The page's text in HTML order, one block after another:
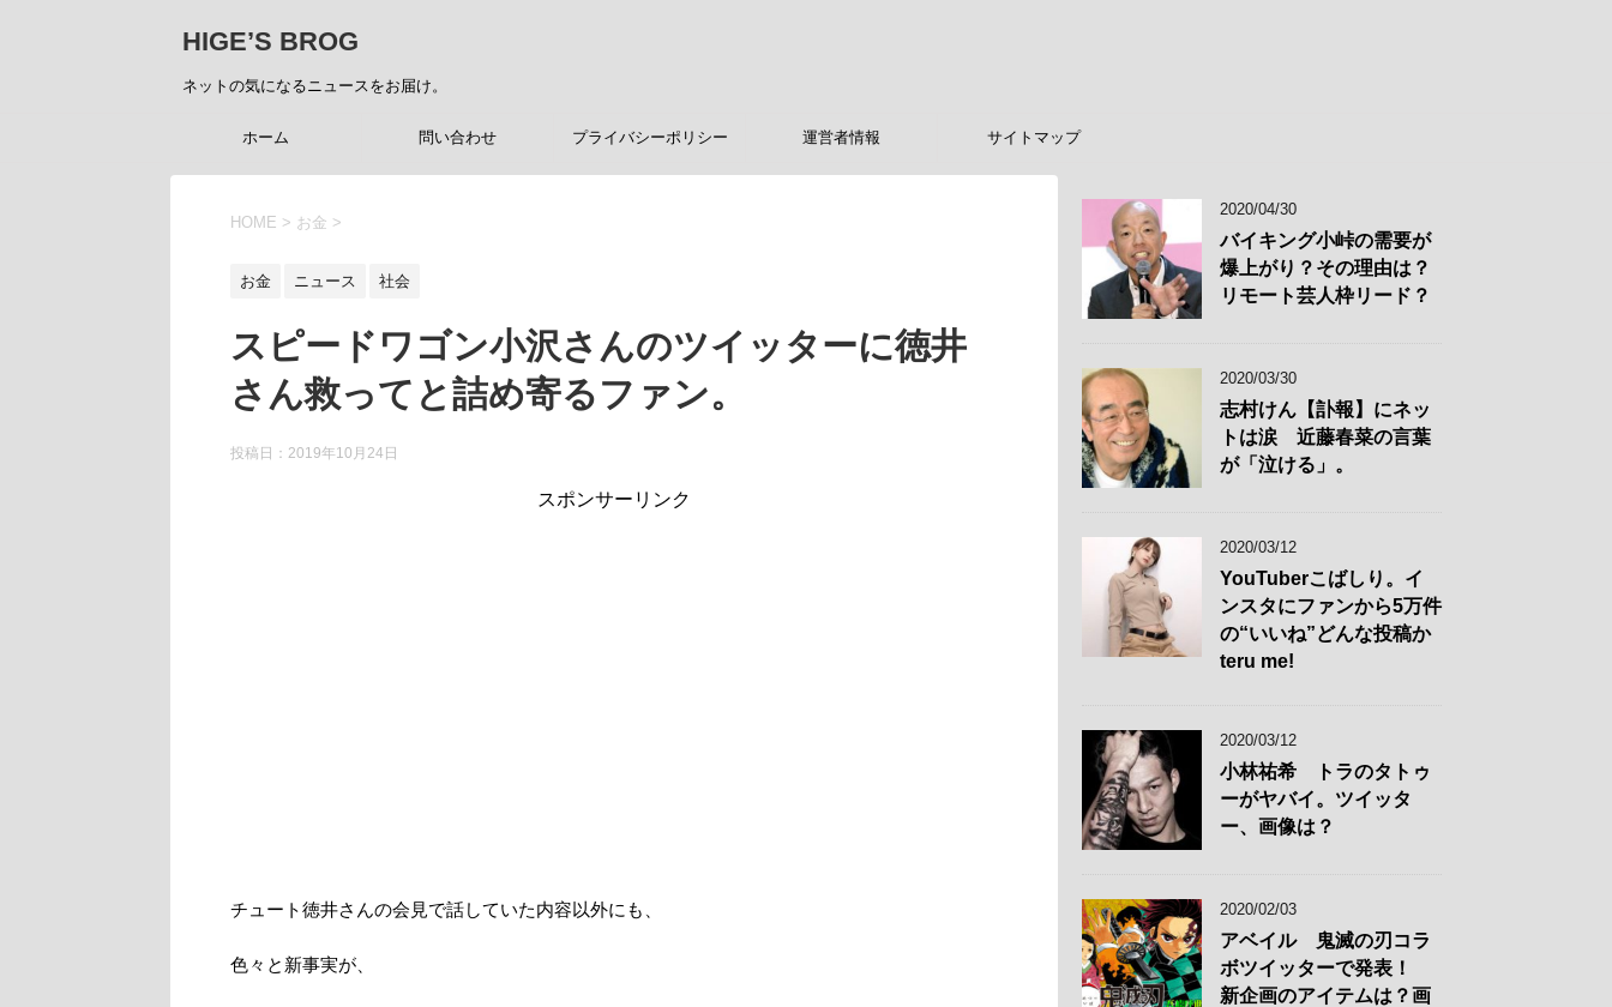
HIGE’S BROG
ネットの気になるニュースをお届け。
ホーム 問い合わせ プライバシーポリシー 運営者情報 サイトマップ
HOME > お金 >
お金 ニュース 社会
スピードワゴン小沢さんのツイッターに徳井
さん救ってと詰め寄るファン。
投稿日： 2019年10月24日
スポンサーリンク
チュート徳井さんの会見で話していた内容以外にも、
色々と新事実が、
2020/04/30
バイキング小峠の需要が
爆上がり？その理由は？
リモート芸人枠リード？
2020/03/30
志村けん【訃報】にネッ
トは涙 近藤春菜の言葉
が「泣ける」。
2020/03/12
YouTuberこばしり。イ
ンスタにファンから5万件
の“いいね”どんな投稿か
teru me!
2020/03/12
小林祐希 トラのタトゥ
ーがヤバイ。ツイッタ
ー、画像は？
2020/02/03
アベイル 鬼滅の刃コラ
ボツイッターで発表！
新企画のアイテムは？画